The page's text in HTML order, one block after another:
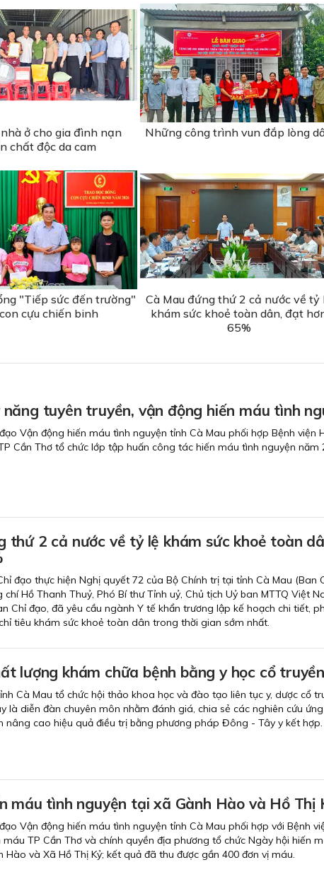
ở cho gia đình nạn
chất độc da cam
Những công trình vun đắp lòng
"Tiếp sức đến trường"
cựu chiến binh
Cà Mau đứng thứ 2 cả nước về tỷ
khám sức khoẻ toàn dân, đạt
65%
năng tuyên truyền, vận động hiến máu tình
Vận động hiến máu tình nguyện tỉnh Cà Mau phối hợp Bệnh viện
Cần Thơ tổ chức lớp tập huấn công tác hiến máu tình nguyện năm
thứ 2 cả nước về tỷ lệ khám sức khoẻ toàn
đạo thực hiện Nghị quyết 72 của Bộ Chính trị tại tỉnh Cà Mau (Ban
Hồ Thanh Thuỷ, Phó Bí thư Tỉnh uỷ, Chủ tịch Uỷ ban MTTQ Việt
Chỉ đạo, đã yêu cầu ngành Y tế khẩn trương lập kế hoạch chi tiết,
tiêu khám sức khoẻ toàn dân trong thời gian sớm nhất.
lượng khám chữa bệnh bằng y học cổ truyền
Cà Mau tổ chức hội thảo khoa học và đào tạo liên tục y, dược cổ
là diễn đàn chuyên môn nhằm đánh giá, chia sẻ các nghiên cứu
nâng cao hiệu quả điều trị bằng phương pháp Đông - Tây y kết hợp.
máu tình nguyện tại xã Gành Hào và Hồ Thị
Vận động hiến máu tình nguyện tỉnh Cà Mau phối hợp với Bệnh
máu TP Cần Thơ và chính quyền địa phương tổ chức Ngày hội hiến
Hào và Xã Hồ Thị Kỷ; kết quả đã thu được gần 400 đơn vị máu.